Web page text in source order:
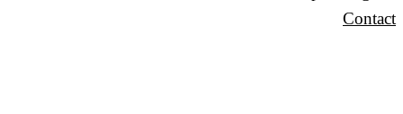
Contact